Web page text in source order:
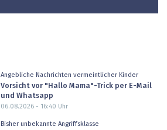
Angebliche Nachrichten vermeintlicher Kinder
Vorsicht vor "Hallo Mama"-Trick per E-Mail
und Whatsapp
06.08.2026 - 16:40 Uhr
Bisher unbekannte Angriffsklasse